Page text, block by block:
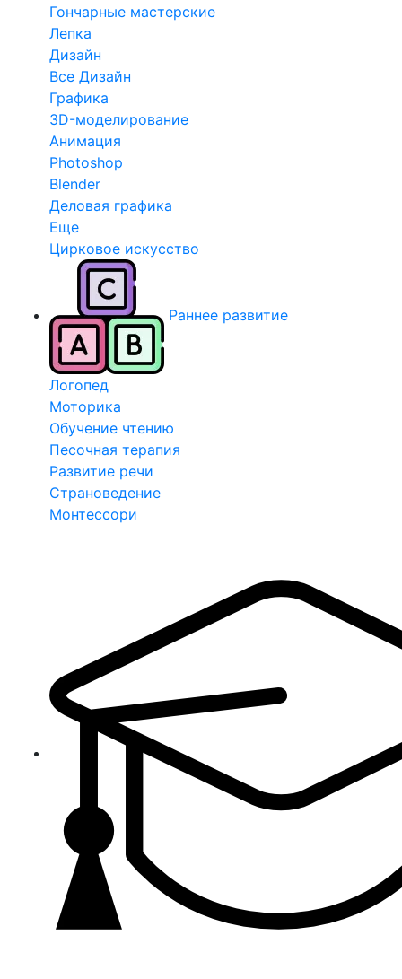
Гончарные мастерские
Лепка
Дизайн
Все Дизайн
Графика
3D-моделирование
Анимация
Photoshop
Blender
Деловая графика
Еще
Цирковое искусство
Раннее развитие
Логопед
Моторика
Обучение чтению
Песочная терапия
Развитие речи
Страноведение
Монтессори